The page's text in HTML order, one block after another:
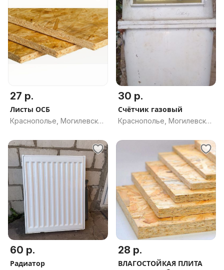
27 р.
Листы ОСБ
Краснополье, Могилевская
30 р.
Счётчик газовый
Краснополье, Могилевская
60 р.
Радиатор
28 р.
ВЛАГОСТОЙКАЯ ПЛИТА